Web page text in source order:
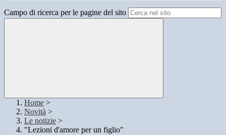
Campo di ricerca per le pagine del sito
Home >
Novità >
Le notizie >
"Lezioni d'amore per un figlio"